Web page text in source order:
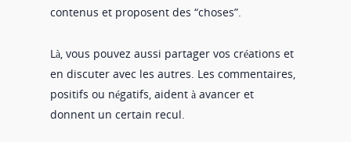
contenus et proposent des “choses”.
Là, vous pouvez aussi partager vos créations et
en discuter avec les autres. Les commentaires,
positifs ou négatifs, aident à avancer et
donnent un certain recul.